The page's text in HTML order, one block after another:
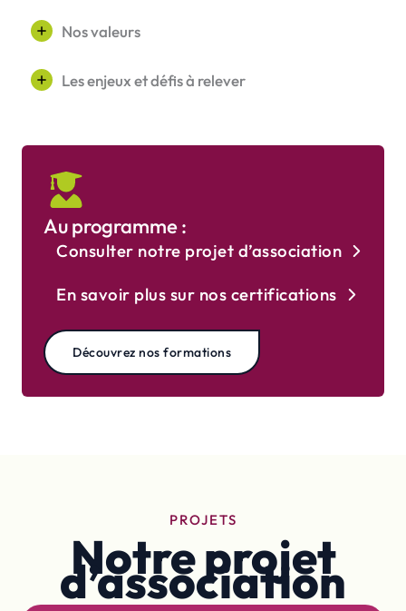
Nos valeurs
Les enjeux et défis à relever
Au programme :
Consulter notre projet d’association
En savoir plus sur nos certifications
Découvrez nos formations
PROJETS
Notre projet
d’association